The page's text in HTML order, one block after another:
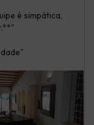
é simpática,